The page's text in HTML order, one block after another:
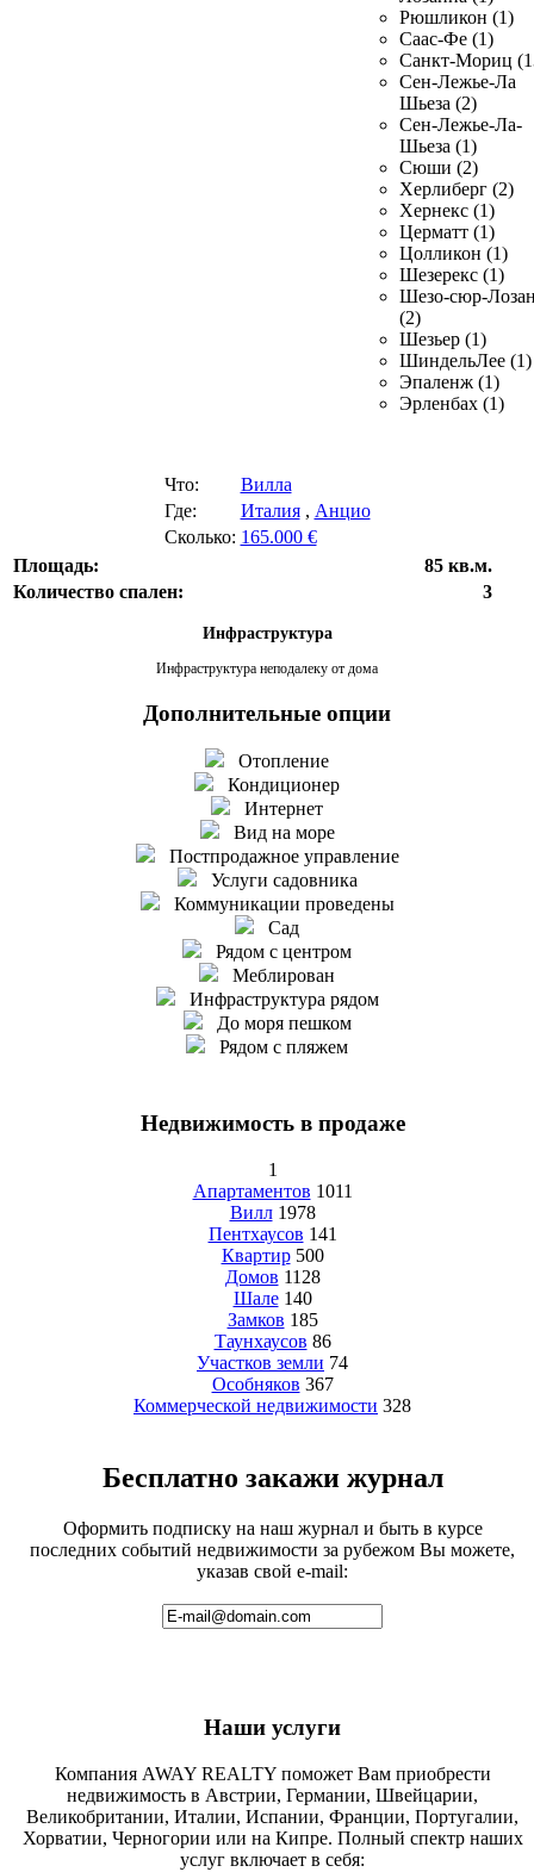
Рюшликон (1)
Саас-Фе (1)
Санкт-Мориц
Сен-Лежье-Ла
Шьеза (2)
Сен-Лежье-Ла-
Шьеза (1)
Сюши (2)
Херлиберг (2)
Хернекс (1)
Церматт (1)
Цолликон (1)
Шезерекс (1)
Шезо-сюр-
(2)
Шезьер (1)
ШиндельЛее (1)
Эпаленж (1)
Эрленбах (1)
Что:
Вилла
Где:
Италия, Анцио
Сколько: 165.000 €
Площадь:
85 кв.м.
Количество спален:
3
Инфраструктура
Инфраструктура неподалеку от дома
Дополнительные опции
Отопление
Кондиционер
Интернет
Вид на море
Постпродажное управление
Услуги садовника
Коммуникации проведены
Сад
Рядом с центром
Меблирован
Инфраструктура рядом
До моря пешком
Рядом с пляжем
Недвижимость в продаже
1
Апартаментов 1011
Вилл 1978
Пентхаусов 141
Квартир 500
Домов 1128
Шале 140
Замков 185
Таунхаусов 86
Участков земли 74
Особняков 367
Коммерческой недвижимости 328
Бесплатно закажи журнал
Оформить подписку на наш журнал и быть в курсе
последних событий недвижимости за рубежом Вы можете,
указав свой e-mail:
Наши услуги
Компания AWAY REALTY поможет Вам приобрести
недвижимость в Австрии, Германии, Швейцарии,
Великобритании, Италии, Испании, Франции, Португалии,
Хорватии, Черногории или на Кипре. Полный спектр наших
услуг включает в себя: